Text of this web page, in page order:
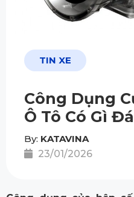
TIN XE
Công Dụng
Ô Tô Có Gì
By: KATAVINA
23/01/2026